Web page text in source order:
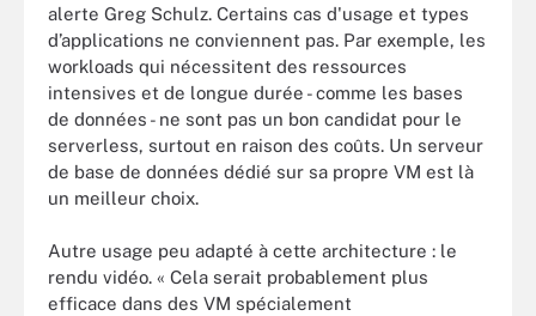
alerte Greg Schulz. Certains cas d'usage et types
d’applications ne conviennent pas. Par exemple, les
workloads qui nécessitent des ressources
intensives et de longue durée - comme les bases
de données - ne sont pas un bon candidat pour le
serverless, surtout en raison des coûts. Un serveur
de base de données dédié sur sa propre VM est là
un meilleur choix.
Autre usage peu adapté à cette architecture : le
rendu vidéo. « Cela serait probablement plus
efficace dans des VM spécialement